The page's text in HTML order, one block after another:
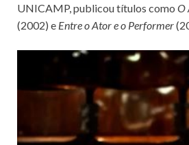
UNICAMP, publicou títulos como O
(2002) e Entre o Ator e o Performer